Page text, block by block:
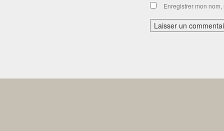
Enregistrer mon